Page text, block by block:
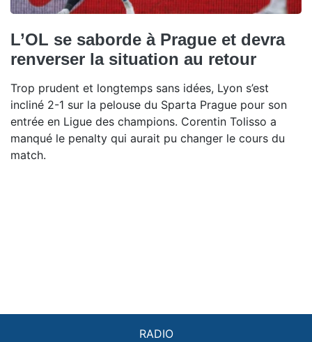
L’OL se saborde à Prague et devra
renverser la situation au retour
Trop prudent et longtemps sans idées, Lyon s’est
incliné 2-1 sur la pelouse du Sparta Prague pour son
entrée en Ligue des champions. Corentin Tolisso a
manqué le penalty qui aurait pu changer le cours du
match.
RADIO